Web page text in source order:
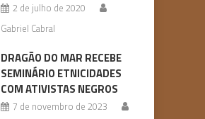
2 de julho de 2020
Gabriel Cabral
DRAGÃO DO MAR RECEBE
SEMINÁRIO ETNICIDADES
COM ATIVISTAS NEGROS
7 de novembro de 2023